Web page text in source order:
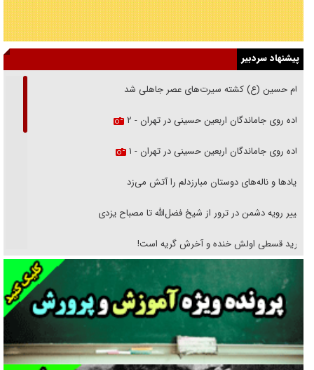
پیشنهاد سردبیر
امام حسین (ع) کشته سیرت‌های عصر جاهلی شد
پیاده روی جاماندگان اربعین حسینی در تهران - ۲
پیاده روی جاماندگان اربعین حسینی در تهران - ۱
فریاد‌ها و ناله‌های دوستان مبارزدلم را آتش می‌زد
تغییر رویه دشمن در ترور از شیخ فضل‌الله تا مصباح یزدی
خرید قسطی اولش خنده و آخرش گریه است!
فوتبال و آن «بالا»!
راهبرد غافلگیری با نسل جدید پهپاد‌ها
جنجال پزشکان تقلبی در صنعت زیبایی